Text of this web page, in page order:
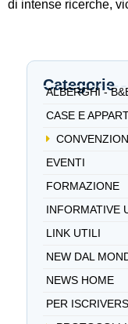
di intense ricerche,
Categorie
ALBERGHI -
CASE E
EVENTI
FORMAZIONE
INFORMATIVE
LINK UTILI
NEW DAL
NEWS HOME
PER